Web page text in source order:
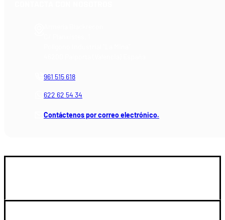
961 515 618
622 62 54 34
Contáctenos por correo electrónico.